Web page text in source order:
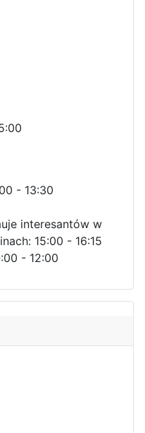
- 13:30
interesantów w
15:00 - 16:15
- 12:00